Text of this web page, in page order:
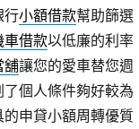
行小額借款幫助篩選
車借款以低廉的利率
舖讓您的愛車替您週
了個人條件夠好較為
申貸小額周轉優質